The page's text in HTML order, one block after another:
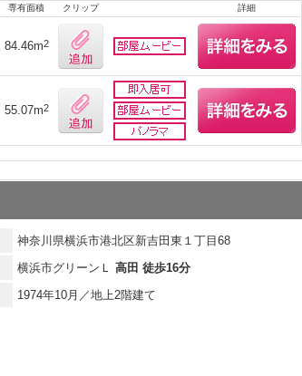
専有面積 クリップ 詳細
84.46m2
55.07m2
神奈川県横浜市港北区新吉田東１丁目68
横浜市グリーンＬ 高田 徒歩16分
1974年10月／地上2階建て